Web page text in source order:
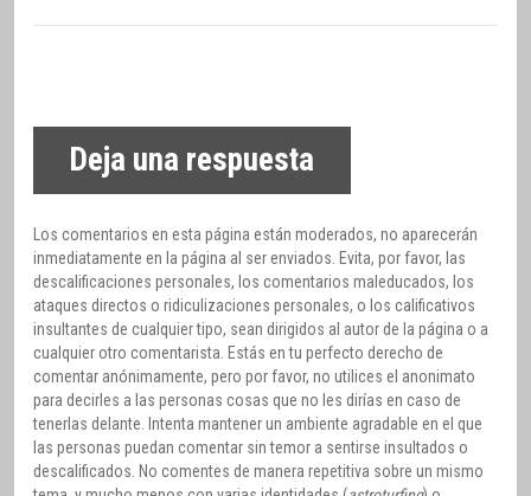
Deja una respuesta
Los comentarios en esta página están moderados, no aparecerán
inmediatamente en la página al ser enviados. Evita, por favor, las
descalificaciones personales, los comentarios maleducados, los
ataques directos o ridiculizaciones personales, o los calificativos
insultantes de cualquier tipo, sean dirigidos al autor de la página o a
cualquier otro comentarista. Estás en tu perfecto derecho de
comentar anónimamente, pero por favor, no utilices el anonimato
para decirles a las personas cosas que no les dirías en caso de
tenerlas delante. Intenta mantener un ambiente agradable en el que
las personas puedan comentar sin temor a sentirse insultados o
descalificados. No comentes de manera repetitiva sobre un mismo